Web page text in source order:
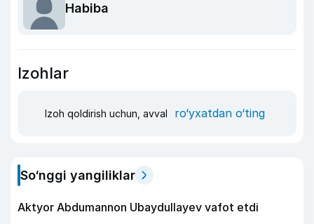
Habiba
Izohlar
Izoh qoldirish uchun, avval ro‘yxatdan o‘ting
So‘nggi yangiliklar
Aktyor Abdu­mannon Ubaydullayev vafot etdi